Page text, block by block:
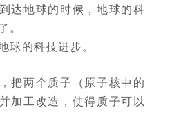
达地球的时候，地球的科
球的科技进步。
把两个质子（原子核中的
加工改造，使得质子可以